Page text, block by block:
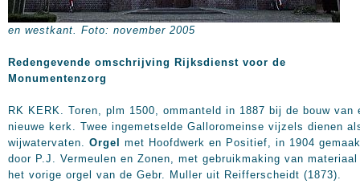
en westkant. Foto: november 2005
Redengevende omschrijving Rijksdienst voor de
Monumentenzorg
RK KERK. Toren, plm 1500, ommanteld in 1887 bij de bouw van
nieuwe kerk. Twee ingemetselde Galloromeinse vijzels dienen
wijwatervaten. Orgel
met Hoofdwerk en Positief, in 1904
door P.J. Vermeulen en Zonen, met gebruikmaking van
het vorige orgel van de Gebr. Muller uit Reifferscheidt (1873).